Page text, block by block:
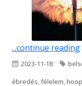
...continue reading
Published
on
2023-11-18 Tags
ébredés,félelem,